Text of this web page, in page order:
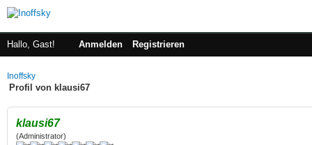
Hallo, Gast! Anmelden Registrieren
Inoffsky
Profil von klausi67
klausi67
(Administrator)